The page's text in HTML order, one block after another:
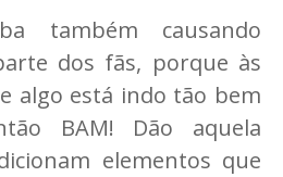
também causando
dos fãs, porque às
algo está indo tão bem
BAM! Dão aquela
elementos que